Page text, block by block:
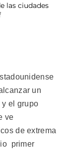
las ciudades
un
y el grupo
ve
de extrema
primer